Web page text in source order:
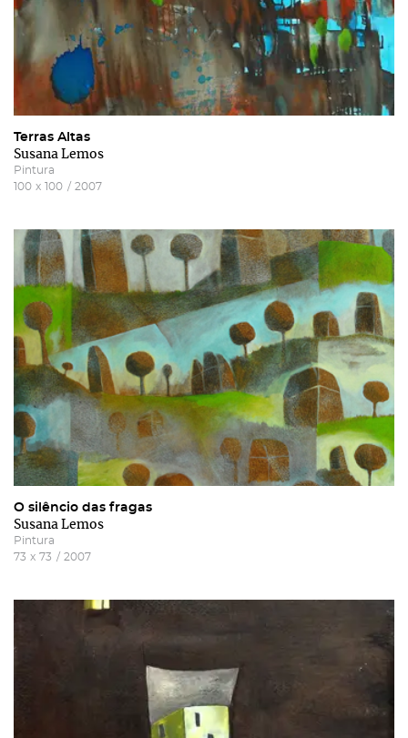
Terras Altas
Susana Lemos
Pintura
100 x 100 / 2007
O silêncio das fragas
Susana Lemos
Pintura
73 x 73 / 2007
Recuperar a password
Autorizo o envio de emails e concordo com ostermos
e condições
politica de privacidade do site